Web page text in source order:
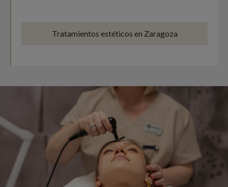
Tratamientos estéticos en Zaragoza